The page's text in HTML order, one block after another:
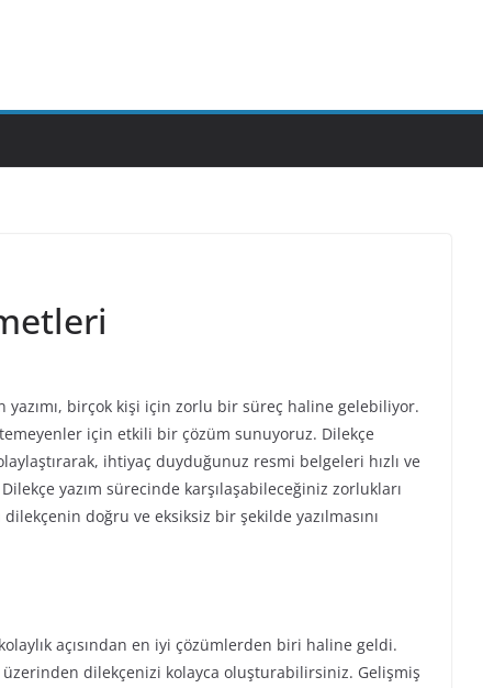
birçok kişi için zorlu bir süreç haline gelebiliyor.
için etkili bir çözüm sunuyoruz. Dilekçe
ihtiyaç duyduğunuz resmi belgeleri hızlı ve
yazım sürecinde karşılaşabileceğiniz zorlukları
doğru ve eksiksiz bir şekilde yazılmasını
açısından en iyi çözümlerden biri haline geldi.
dilekçenizi kolayca oluşturabilirsiniz. Gelişmiş